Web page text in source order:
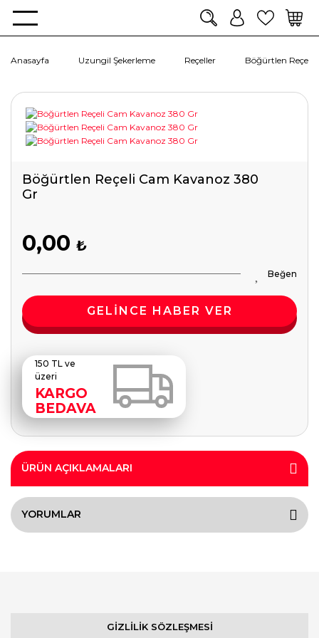
Anasayfa Uzungil Şekerleme Reçeller Böğürtlen Reçeli
Böğürtlen Reçeli Cam Kavanoz 380
Gr
0,00 ₺
GELİNCE HABER VER
150 TL ve
üzeri
KARGO
BEDAVA
ÜRÜN AÇIKLAMALARI
YORUMLAR
GİZLİLİK SÖZLEŞMESİ